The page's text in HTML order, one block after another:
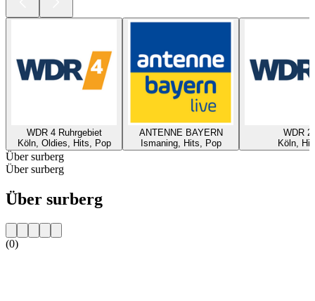
WDR 4 Ruhrgebiet
Köln, Oldies, Hits, Pop
ANTENNE BAYERN
Ismaning, Hits, Pop
WDR 2
Köln,
Über surberg
Über surberg
Über surberg
(0)